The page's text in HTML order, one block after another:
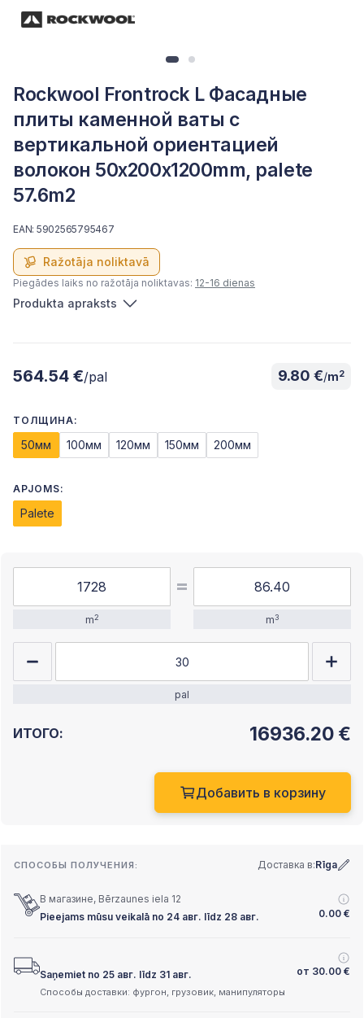
Rockwool Frontrock L Фасадные
плиты каменной ваты с
вертикальной ориентацией
волокон 50x200x1200mm, palete
57.6m2
Ražotāja noliktavā
EAN: 5902565795467
Piegādes laiks no ražotāja noliktavas: 12-16 dienas
Produkta apraksts
564.54 €/pal 9.80 €/m2
ТОЛЩИНА:
50мм 100мм 120мм 150мм 200мм
APJOMS:
Palete
m2 m3
pal
ИТОГО: 16936.20 €
Добавить в корзину
СПОСОБЫ ПОЛУЧЕНИЯ: Доставка в:Rīga
В магазине, Bērzaunes iela 12
Pieejams mūsu veikalā no 24 авг. līdz 28 авг.
0.00 €
Saņemiet no 25 авг. līdz 31 авг. от 30.00 €
Способы доставки: фургон, грузовик, манипуляторы